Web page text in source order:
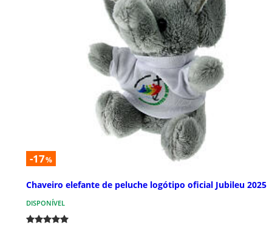
-17%
Chaveiro elefante de peluche logótipo oficial Jubileu 2025
DISPONÍVEL